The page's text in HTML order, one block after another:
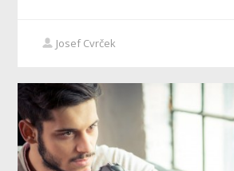
Josef Cvrček